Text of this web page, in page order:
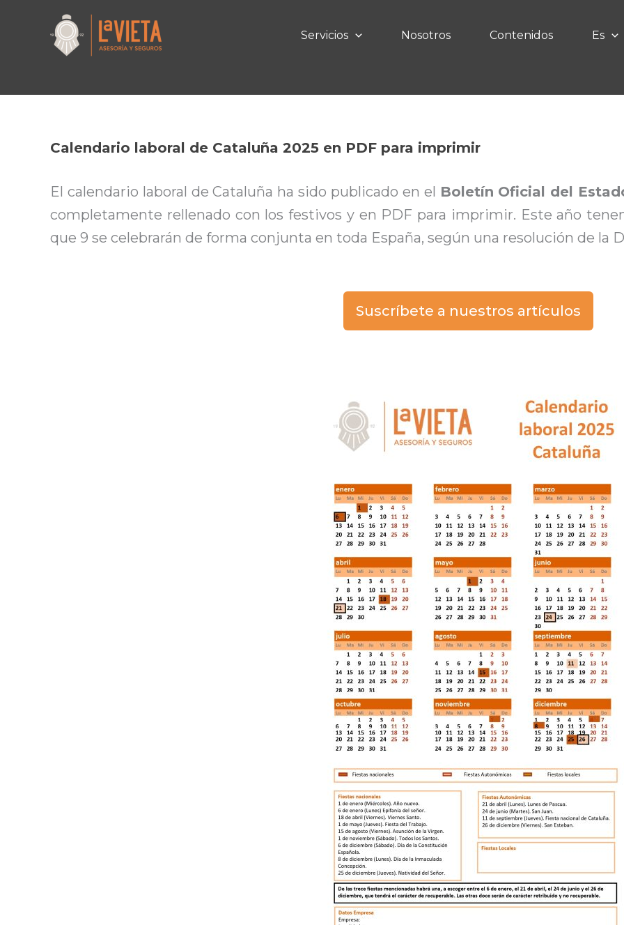
contenido
Servicios Nosotros Contenidos Es
Calendario laboral de Cataluña 2025 en PDF para imprimir​
El calendario laboral de Cataluña ha sido publicado en el Boletín Oficial del
completamente rellenado con los festivos y en PDF para imprimir. Este año
que 9 se celebrarán de forma conjunta en toda España, según una resolución de la
Suscríbete a nuestros artículos